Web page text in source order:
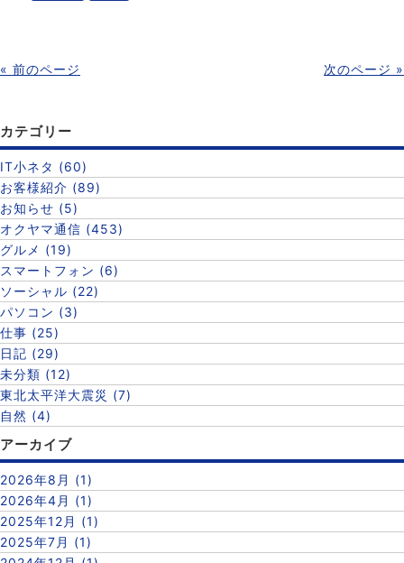
« 前のページ 次のページ »
カテゴリー
IT小ネタ (60)
お客様紹介 (89)
お知らせ (5)
オクヤマ通信 (453)
グルメ (19)
スマートフォン (6)
ソーシャル (22)
パソコン (3)
仕事 (25)
日記 (29)
未分類 (12)
東北太平洋大震災 (7)
自然 (4)
アーカイブ
2026年8月 (1)
2026年4月 (1)
2025年12月 (1)
2025年7月 (1)